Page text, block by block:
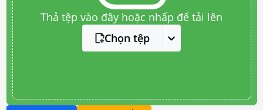
Thả tệp vào đây hoặc nhấp để tải lên
Chọn tệp